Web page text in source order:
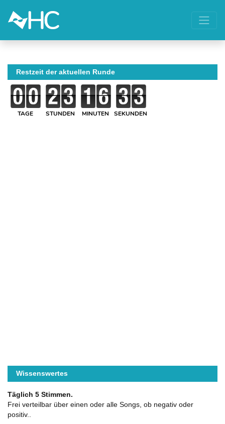
Restzeit der aktuellen Runde
TAGE STUNDEN MINUTEN SEKUNDEN
Wissenswertes
Täglich 5 Stimmen.
Frei verteilbar über einen oder alle Songs, ob negativ oder
positiv..